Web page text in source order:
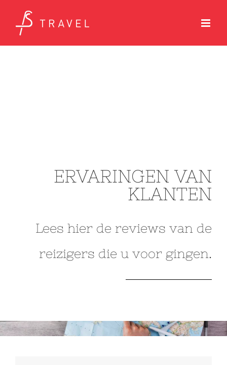
inhoud
ERVARINGEN VAN
KLANTEN
Lees hier de reviews van de
reizigers die u voor gingen.